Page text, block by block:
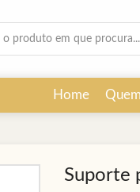
Home
Suporte